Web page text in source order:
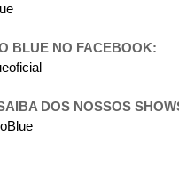
BLUE NO FACEBOOK:
DOS NOSSOS